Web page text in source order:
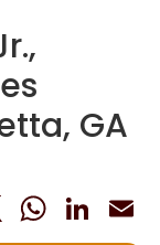
GA
Twitter